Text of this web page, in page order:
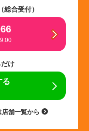
合受付）
け
る
舗一覧から